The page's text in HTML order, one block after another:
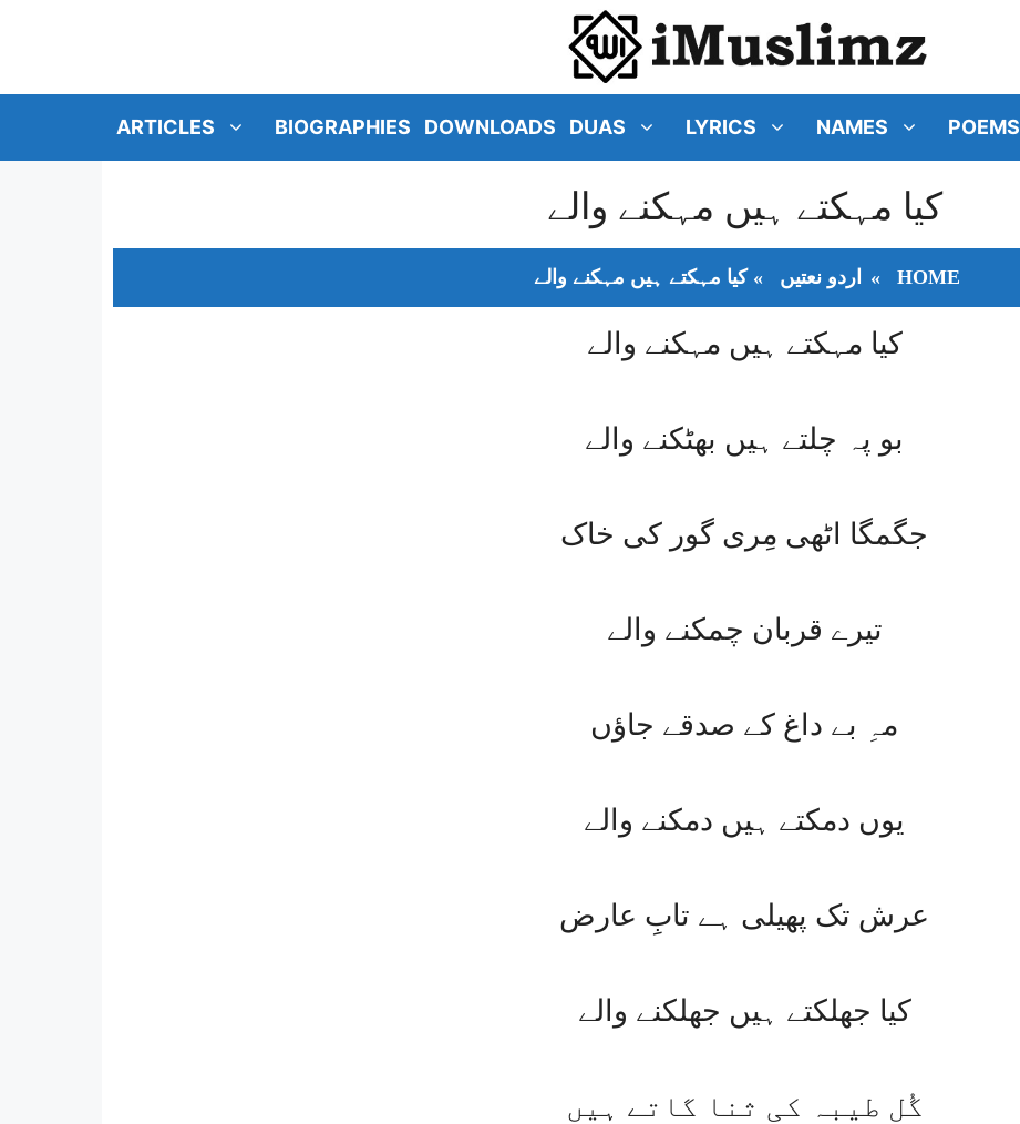
CONTENT
ARTICLES BIOGRAPHIES DOWNLOADS DUAS LYRICS NAMES POEMS
کیا مہکتے ہیں مہکنے والے
HOME
» اردو نعتیں »کیا مہکتے ہیں مہکنے والے
کیا مہکتے ہیں مہکنے والے
بو پہ چلتے ہیں بھٹکنے والے
جگمگا اٹھی مِری گور کی خاک
تیرے قربان چمکنے والے
مہِ بے داغ کے صدقے جاؤں
یوں دمکتے ہیں دمکنے والے
عرش تک پھیلی ہے تابِ عارض
کیا جھلکتے ہیں جھلکنے والے
گُل طیبہ کی ثنا گاتے ہیں